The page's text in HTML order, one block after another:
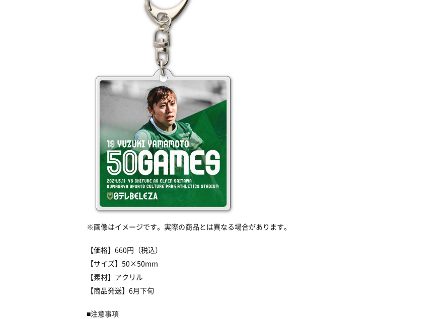
※画像はイメージです。実際の商品とは異なる場合があります。
【価格】660円（税込）
【サイズ】50×50mm
【素材】アクリル
【商品発送】6月下旬
■注意事項